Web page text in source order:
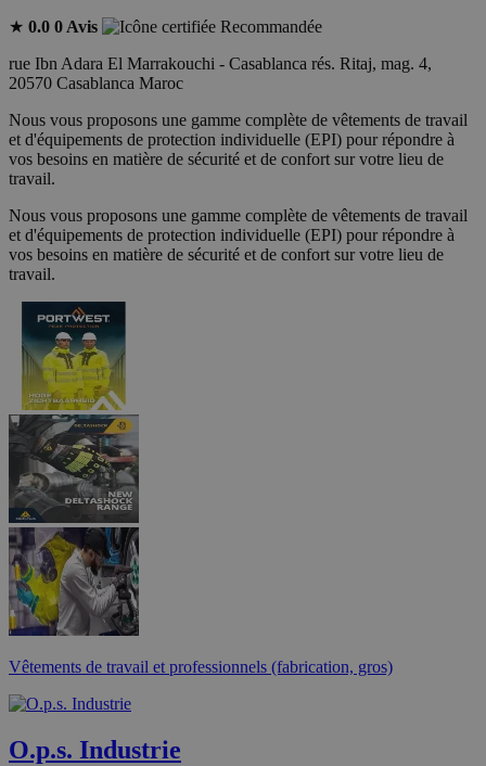
★ 0.0 0 Avis
Recommandée
rue Ibn Adara El Marrakouchi - Casablanca rés. Ritaj, mag. 4,
20570 Casablanca Maroc
Nous vous proposons une gamme complète de vêtements de travail
et d'équipements de protection individuelle (EPI) pour répondre à
vos besoins en matière de sécurité et de confort sur votre lieu de
travail.
Nous vous proposons une gamme complète de vêtements de travail
et d'équipements de protection individuelle (EPI) pour répondre à
vos besoins en matière de sécurité et de confort sur votre lieu de
travail.
Vêtements de travail et professionnels (fabrication, gros)
O.p.s. Industrie